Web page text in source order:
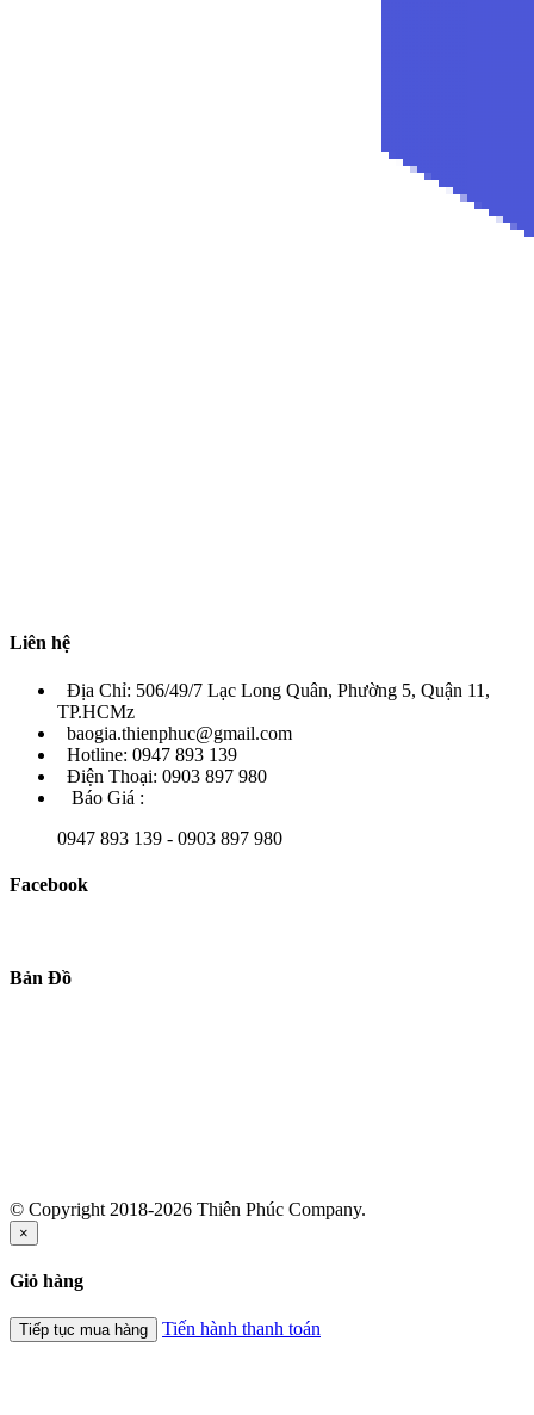
Liên hệ
Địa Chỉ: 506/49/7 Lạc Long Quân, Phường 5, Quận 11,
TP.HCMz
baogia.thienphuc@gmail.com
Hotline: 0947 893 139
Điện Thoại: 0903 897 980
Báo Giá :
0947 893 139 - 0903 897 980
Facebook
Bản Đồ
© Copyright 2018-2026 Thiên Phúc Company.
×
Giỏ hàng
Tiếp tục mua hàng Tiến hành thanh toán